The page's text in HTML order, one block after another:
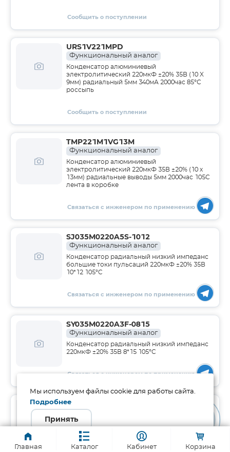
Сообщить о поступлении
URS1V221MPD
Функциональный аналог
Конденсатор алюминиевый
электролитический 220мкФ ±20% 35В (10 X
9мм) радиальный 5мм 340мА 2000час 85°С
россыпь
Сообщить о поступлении
TMP221M1VG13M
Функциональный аналог
Конденсатор алюминиевый
электролитический 220мкФ 35В ±20% (10 х
13мм) радиальные выводы 5мм 2000час 105С
лента в коробке
Связаться с инженером по применению
SJ035M0220A5S-1012
Функциональный аналог
Конденсатор радиальный низкий импеданс
большие токи пульсаций 220мкФ ±20% 35В
10*12 105°C
Связаться с инженером по применению
SY035M0220A3F-0815
Функциональный аналог
Конденсатор радиальный низкий импеданс
220мкФ ±20% 35В 8*15 105°C
Связаться с инженером по применению
JRC-35-220 / 10*15 comp
Функциональный аналог
Конденсатор радиальный 220мкФ 35В 10*15
-55°+105°
Главная Каталог Кабинет Корзина
Мы используем файлы cookie для работы сайта.
Подробнее
Принять